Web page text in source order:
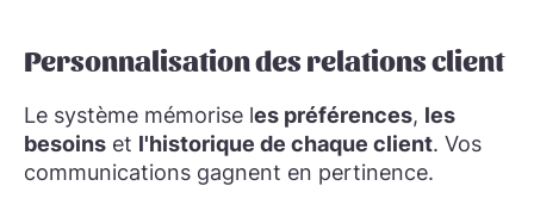
Personnalisation des relations client
Le système mémorise les préférences, les
besoins et l'historique de chaque client. Vos
communications gagnent en pertinence.